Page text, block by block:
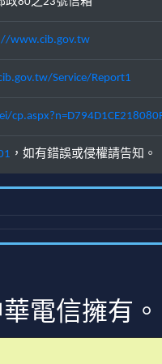
www.cib.gov.tw
Service/Report1
，如有錯誤或侵權請告知。
電信擁有。